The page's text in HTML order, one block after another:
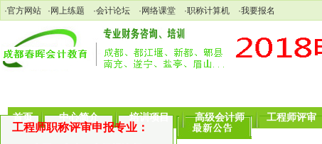
·官方网站 · 网上练题 ·会计论坛 · 网络课堂 ·职称计算机 ·我要报名
首页 中心简介 培训项目 高级会计师 工程师评审
工程师职称评审申报专业：